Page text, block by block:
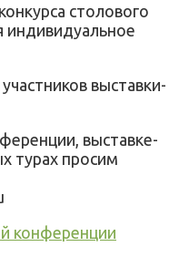
столового
индивидуальное
выставки-
выставке-
турах просим
конференции